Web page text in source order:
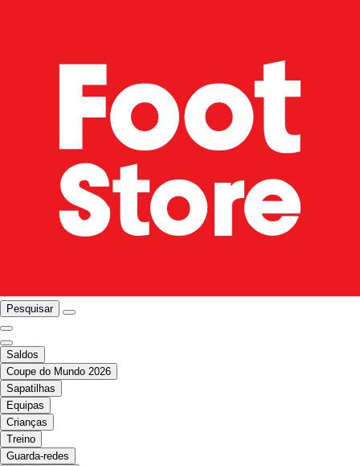
Pesquisar
Saldos
Coupe do Mundo 2026
Sapatilhas
Equipas
Crianças
Treino
Guarda-redes